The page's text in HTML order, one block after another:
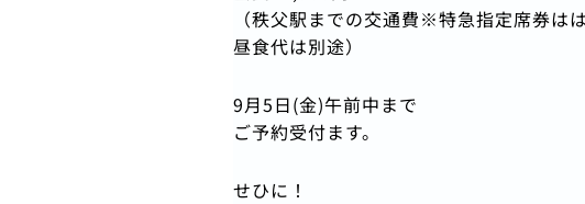
（秩父駅までの交通費※特急指定席券は
昼食代は別途）
9月5日(金)午前中まで
ご予約受付ます。
せひに！